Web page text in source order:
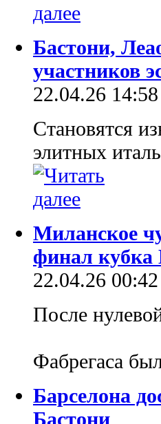
Бастони,
участников
22.04.26 14:58
Становятся
элитных
Миланское
финал кубка
22.04.26 00:42
После
Фабрегаса
Барселона
Бастони